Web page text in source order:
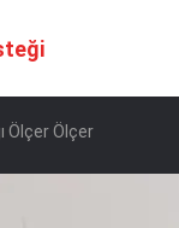
Ölçer Ölçer